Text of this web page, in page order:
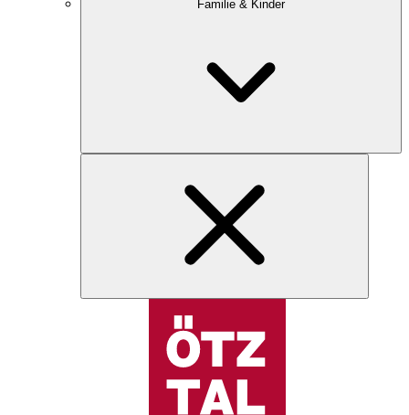
Familie & Kinder